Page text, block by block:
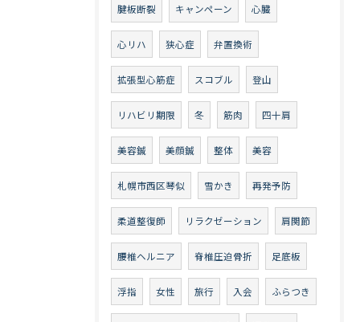
腱板断裂 キャンペーン 心臓
心リハ 狭心症 弁置換術
拡張型心筋症 スコブル 登山
リハビリ期限 冬 筋肉 四十肩
美容鍼 美顔鍼 整体 美容
札幌市西区琴似 雪かき 再発予防
柔道整復師 リラクゼーション 肩関節
腰椎ヘルニア 脊椎圧迫骨折 足底板
浮指 女性 旅行 入会 ふらつき